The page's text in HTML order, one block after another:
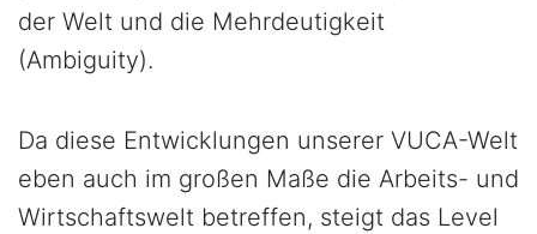
der Welt und die Mehrdeutigkeit
(Ambiguity).
Da diese Entwicklungen unserer VUCA-Welt
eben auch im großen Maße die Arbeits- und
Wirtschaftswelt betreffen, steigt das Level